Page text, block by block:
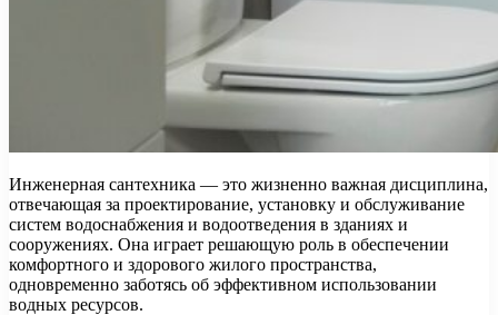
Инженерная сантехника — это жизненно важная дисциплина,
отвечающая за проектирование, установку и обслуживание
систем водоснабжения и водоотведения в зданиях и
сооружениях. Она играет решающую роль в обеспечении
комфортного и здорового жилого пространства,
одновременно заботясь об эффективном использовании
водных ресурсов.